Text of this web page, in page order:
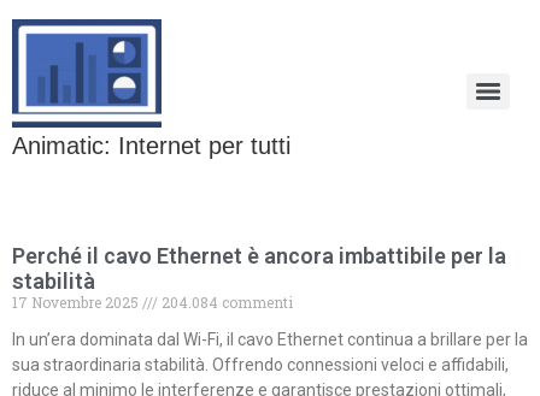
Animatic: Internet per tutti
Perché il cavo Ethernet è ancora imbattibile per la
stabilità
17 Novembre 2025
204.084 commenti
In un’era dominata dal Wi-Fi, il cavo Ethernet continua a brillare per la
sua straordinaria stabilità. Offrendo connessioni veloci e affidabili,
riduce al minimo le interferenze e garantisce prestazioni ottimali,